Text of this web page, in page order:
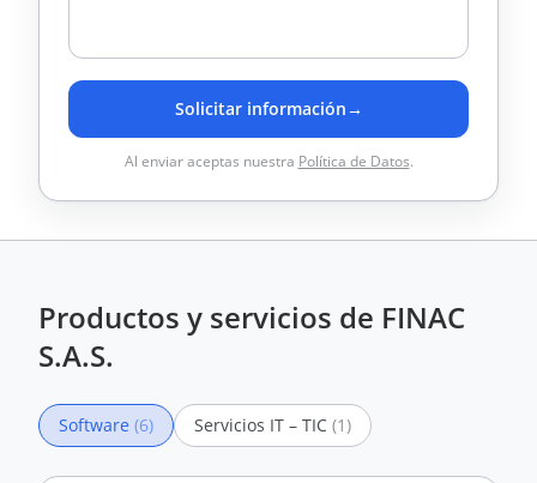
Solicitar información→
Al enviar aceptas nuestra Política de Datos.
Productos y servicios de FINAC
S.A.S.
Software (6) Servicios IT – TIC (1)